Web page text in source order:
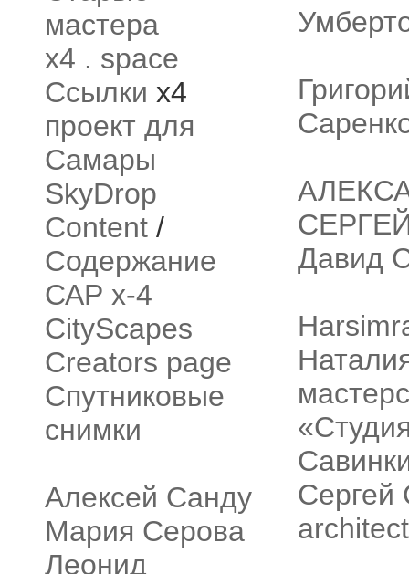
мастера
x4 . space
Ссылки x4
проект для
Самары
SkyDrop
Content /
Содержание
САР x-4
CityScapes
Creators page
Спутниковые
снимки
Алексей Санду
Мария Серова
Леонид
Давид
Сергей